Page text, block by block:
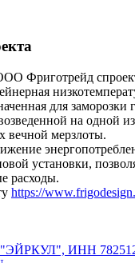
Фриготрейд
для заморозки
на одной
вечной мерзлоты.
установки,
расходы.
https://